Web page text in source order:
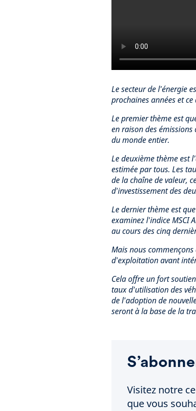
Le secteur de l'énergie
prochaines années et
Le premier thème est
en raison des
du monde entier.
Le deuxième thème est
estimée par tous. Les
de la chaîne de valeur,
d'investissement des
Le dernier thème est
examinez l'indice MSCI
au cours des cinq
Mais nous
d'exploitation avant
Cela offre un fort
taux d'utilisation des
de l'adoption de
seront à la base de la
Visitez notre
que vous